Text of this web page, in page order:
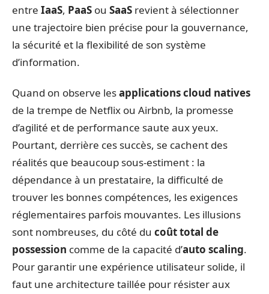
entre IaaS, PaaS ou SaaS revient à sélectionner
une trajectoire bien précise pour la gouvernance,
la sécurité et la flexibilité de son système
d’information.
Quand on observe lesapplications cloud natives
de la trempe de Netflix ou Airbnb, la promesse
d’agilité et de performance saute aux yeux.
Pourtant, derrière ces succès, se cachent des
réalités que beaucoup sous-estiment : la
dépendance à un prestataire, la difficulté de
trouver les bonnes compétences, les exigences
réglementaires parfois mouvantes. Les illusions
sont nombreuses, du côté du coût total de
possession comme de la capacité d’auto scaling.
Pour garantir une expérience utilisateur solide, il
faut une architecture taillée pour résister aux